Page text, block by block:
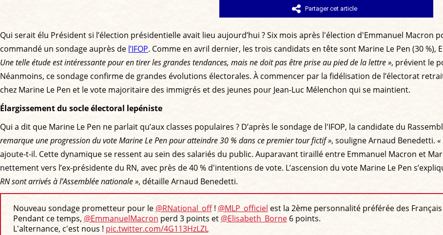
Partager cet article
Qui serait élu Président si l’élection présidentielle avait lieu aujourd’hui ? Six mois après l'élection d'Emmanuel Macron
commandé un sondage auprès de l’IFOP. Comme en avril dernier, les trois candidats en tête sont Marine Le Pen (30 %),
Une telle étude est intéressante pour en tirer les grandes tendances, mais ne doit pas être prise au pied de la lettre », prévient le
Néanmoins, ce sondage confirme de grandes évolutions électorales. À commencer par la fidélisation de l’électorat
chez Marine Le Pen et le vote majoritaire des immigrés et des jeunes pour Jean-Luc Mélenchon qui se maintient.
Élargissement du socle électoral lepéniste
Qui a dit que Marine Le Pen ne parlait qu’aux classes populaires ? D’après le sondage de l'IFOP, la candidate du
remarque une progression du vote Marine Le Pen pour atteindre 30 % dans ce premier tour fictif », souligne Arnaud Benedetti.
ajoute-t-il. Cette dynamique se ressent au sein des salariés du public. Auparavant tiraillé entre Emmanuel Macron et
nettement vers l’ex-présidente du RN, avec près de 40 % d'intentions de vote. L’ascension du vote Marine Le Pen
RN sont arrivés à l’Assemblée nationale », détaille Arnaud Benedetti.
Nouveau sondage prometteur pour le @RNational_off! @MLP_officiel est la 2ème personnalité préférée des
Pendant ce temps, @EmmanuelMacron perd 3 points et @Elisabeth_Borne6 points.
L'alternance, c'est nous ! pic.twitter.com/4G113HzLZL